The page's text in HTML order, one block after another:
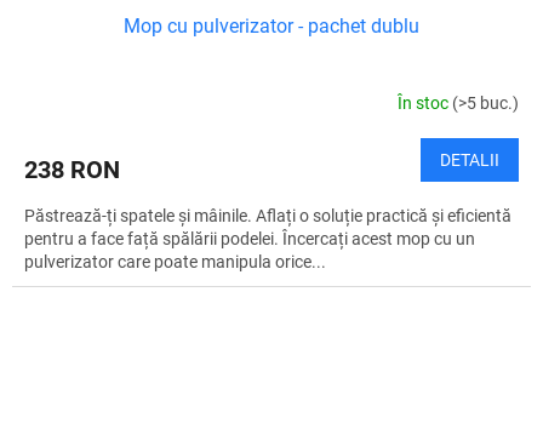
T
U
I
Mop cu pulverizator - pachet dublu
În stoc (>5 buc.)
238 RON DETALII
Păstrează-ți spatele și mâinile. Aflați o soluție practică și eficientă
pentru a face față spălării podelei. Încercați acest mop cu un
pulverizator care poate manipula orice...